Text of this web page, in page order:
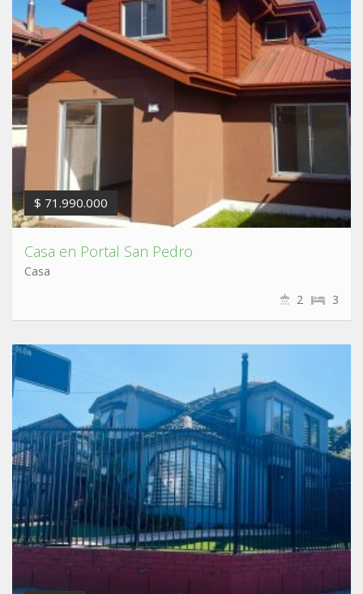
$ 71.990.000
Casa en Portal San Pedro
Casa
3
2